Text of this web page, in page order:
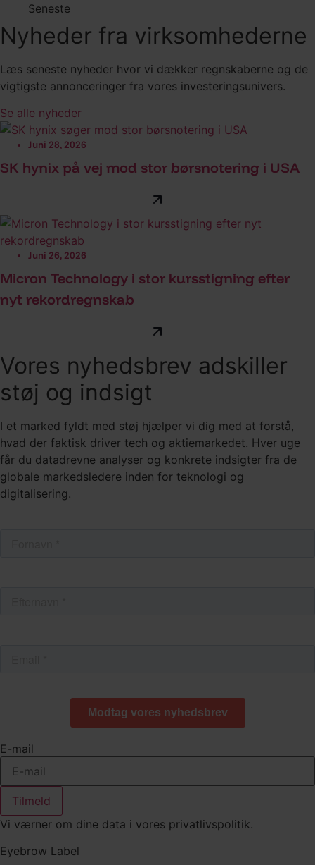
Seneste
Nyheder fra virksomhederne
Læs seneste nyheder hvor vi dækker regnskaberne og de
vigtigste annonceringer fra vores investeringsunivers.
Se alle nyheder
Juni 28, 2026
SK hynix på vej mod stor børsnotering i USA
Juni 26, 2026
Micron Technology i stor kursstigning efter
nyt rekordregnskab
Vores nyhedsbrev adskiller
støj og indsigt
I et marked fyldt med støj hjælper vi dig med at forstå,
hvad der faktisk driver tech og aktiemarkedet. Hver uge
får du datadrevne analyser og konkrete indsigter fra de
globale markedsledere inden for teknologi og
digitalisering.
E-mail
Tilmeld
Vi værner om dine data i vores privatlivspolitik.
Eyebrow Label